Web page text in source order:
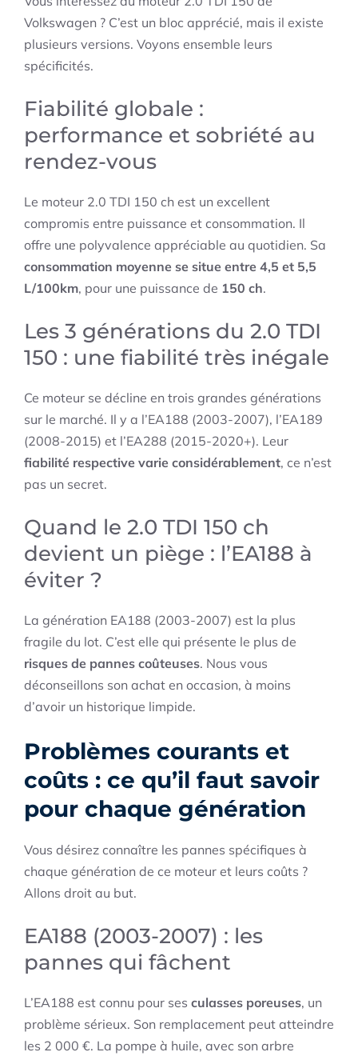
Volkswagen ? C’est un bloc apprécié, mais il existe
plusieurs versions. Voyons ensemble leurs
spécificités.
Fiabilité globale :
performance et sobriété au
rendez-vous
Le moteur 2.0 TDI 150 ch est un excellent
compromis entre puissance et consommation. Il
offre une polyvalence appréciable au quotidien. Sa
consommation moyenne se situe entre 4,5 et 5,5
L/100km, pour une puissance de 150 ch.
Les 3 générations du 2.0 TDI
150 : une fiabilité très inégale
Ce moteur se décline en trois grandes générations
sur le marché. Il y a l’EA188 (2003-2007), l’EA189
(2008-2015) et l’EA288 (2015-2020+). Leur
fiabilité respective varie considérablement, ce n’est
pas un secret.
Quand le 2.0 TDI 150 ch
devient un piège : l’EA188 à
éviter ?
La génération EA188 (2003-2007) est la plus
fragile du lot. C’est elle qui présente le plus de
risques de pannes coûteuses. Nous vous
déconseillons son achat en occasion, à moins
d’avoir un historique limpide.
Problèmes courants et
coûts : ce qu’il faut savoir
pour chaque génération
Vous désirez connaître les pannes spécifiques à
chaque génération de ce moteur et leurs coûts ?
Allons droit au but.
EA188 (2003-2007) : les
pannes qui fâchent
L’EA188 est connu pour ses culasses poreuses, un
problème sérieux. Son remplacement peut atteindre
les 2 000 €. La pompe à huile, avec son arbre